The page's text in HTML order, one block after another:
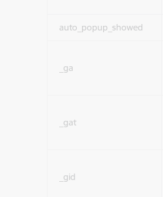
auto_popup_showed
_ga
_gat
_gid